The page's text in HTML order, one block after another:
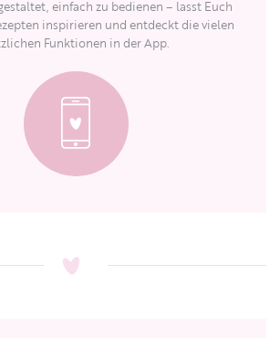
einfach zu bedienen – lasst Euch
inspirieren und entdeckt die vielen
Funktionen in der App.